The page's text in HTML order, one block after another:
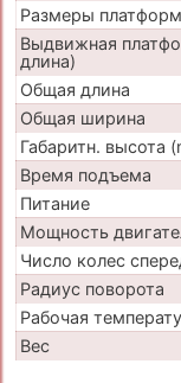
Размеры
Выдвижная
длина)
Общая длина
Общая ширина
Габаритн. высота
Время подъема
Питание
Мощность
Число колес
Радиус поворота
Рабочая
Вес